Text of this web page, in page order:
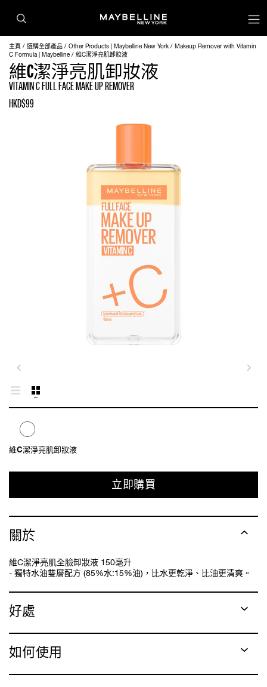
主頁 選購全部產品 Other Products | Maybelline New York
Makeup Remover with Vitamin
C Formula | Maybelline
維C潔淨亮肌卸妝液
維C潔淨亮肌卸妝液
VITAMIN C FULL FACE MAKE UP REMOVER
HKD$99
維C潔淨亮肌卸妝液
立即購買
關於
維C潔淨亮肌全臉卸妝液 150毫升
- 獨特水油雙層配方 (85%水:15%油)，比水更乾淨、比油更清爽。
好處
如何使用